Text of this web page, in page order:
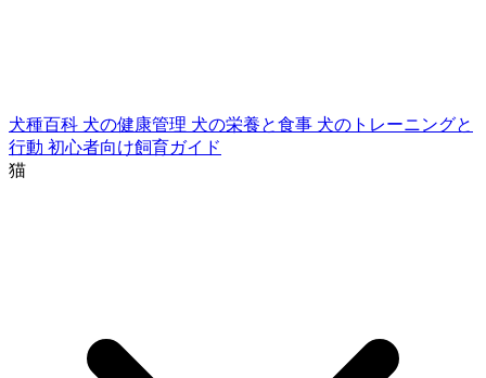
犬種百科 犬の健康管理 犬の栄養と食事 犬のトレーニングと
行動 初心者向け飼育ガイド
猫